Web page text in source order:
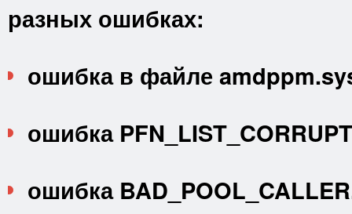
разных ошибках:
ошибка в файле
ошибка
ошибка